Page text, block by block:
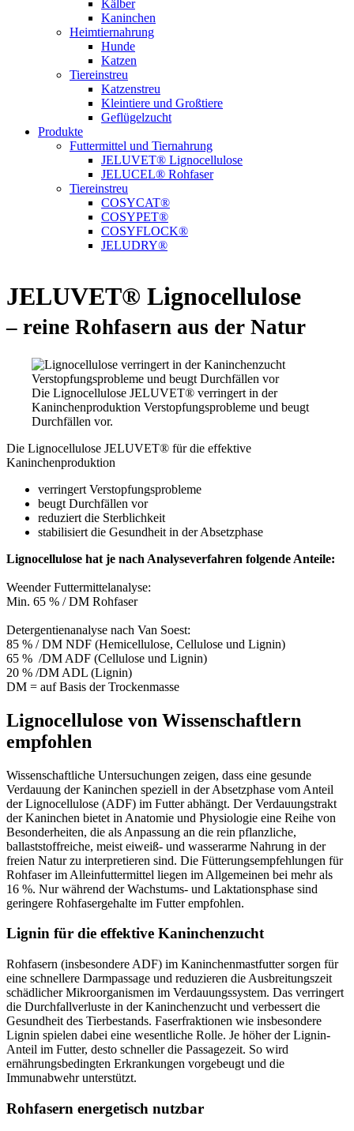
Kälber
Kaninchen
Heimtiernahrung
Hunde
Katzen
Tiereinstreu
Katzenstreu
Kleintiere und Großtiere
Geflügelzucht
Produkte
Futtermittel und Tiernahrung
JELUVET® Lignocellulose
JELUCEL® Rohfaser
Tiereinstreu
COSYCAT®
COSYPET®
COSYFLOCK®
JELUDRY®
JELUVET® Lignocellulose
– reine Rohfasern aus der Natur
Die Lignocellulose JELUVET® verringert in der
Kaninchenproduktion Verstopfungsprobleme und beugt
Durchfällen vor.
Die Lignocellulose JELUVET® für die effektive
Kaninchenproduktion
verringert Verstopfungsprobleme
beugt Durchfällen vor
reduziert die Sterblichkeit
stabilisiert die Gesundheit in der Absetzphase
Lignocellulose hat je nach Analyseverfahren folgende Anteile:
Weender Futtermittelanalyse:
Min. 65 % / DM Rohfaser
Detergentienanalyse nach Van Soest:
85 % / DM NDF (Hemicellulose, Cellulose und Lignin)
65 % /DM ADF (Cellulose und Lignin)
20 % /DM ADL (Lignin)
DM = auf Basis der Trockenmasse
Lignocellulose von Wissenschaftlern
empfohlen
Wissenschaftliche Untersuchungen zeigen, dass eine gesunde
Verdauung der Kaninchen speziell in der Absetzphase vom Anteil
der Lignocellulose (ADF) im Futter abhängt. Der Verdauungstrakt
der Kaninchen bietet in Anatomie und Physiologie eine Reihe von
Besonderheiten, die als Anpassung an die rein pflanzliche,
ballaststoffreiche, meist eiweiß- und wasserarme Nahrung in der
freien Natur zu interpretieren sind. Die Fütterungsempfehlungen für
Rohfaser im Alleinfuttermittel liegen im Allgemeinen bei mehr als
16 %. Nur während der Wachstums- und Laktationsphase sind
geringere Rohfasergehalte im Futter empfohlen.
Lignin für die effektive Kaninchenzucht
Rohfasern (insbesondere ADF) im Kaninchenmastfutter sorgen für
eine schnellere Darmpassage und reduzieren die Ausbreitungszeit
schädlicher Mikroorganismen im Verdauungssystem. Das verringert
die Durchfallverluste in der Kaninchenzucht und verbessert die
Gesundheit des Tierbestands. Faserfraktionen wie insbesondere
Lignin spielen dabei eine wesentliche Rolle. Je höher der Lignin-
Anteil im Futter, desto schneller die Passagezeit. So wird
ernährungsbedingten Erkrankungen vorgebeugt und die
Immunabwehr unterstützt.
Rohfasern energetisch nutzbar